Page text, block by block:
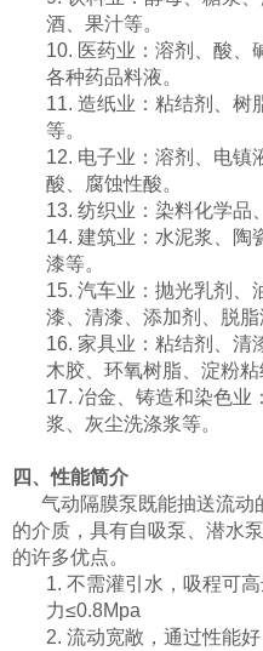
酒、果汁等。
10. 医药业：溶剂、酸、
各种药品料液。
11. 造纸业：粘结剂、树
等。
12. 电子业：溶剂、电镇
酸、腐蚀性酸。
13. 纺织业：染料化学品
14. 建筑业：水泥浆、陶
漆等。
15. 汽车业：抛光乳剂、
漆、清漆、添加剂、脱脂
16. 家具业：粘结剂、清
木胶、环氧树脂、淀粉粘
17. 冶金、铸造和染色业
浆、灰尘洗涤浆等。
四、性能简介
气动隔膜泵既能抽送流动
的介质，具有自吸泵、潜水
的许多优点。
1. 不需灌引水， 吸程可
力≤0.8Mpa
2. 流动宽敞，通过性能